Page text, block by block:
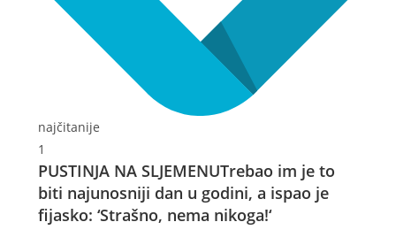
najčitanije
1
PUSTINJA NA SLJEMENUTrebao im je to
biti najunosniji dan u godini, a ispao je
fijasko: ‘Strašno, nema nikoga!‘